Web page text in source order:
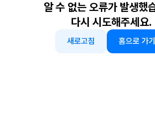
알 수 없는 오류가 발생했
다시 시도해주세요.
새로고침 홈으로 가기